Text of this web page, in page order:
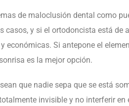
de maloclusión dental como
y si el ortodoncista está de
económicas. Si antepone el
es la mejor opción.
que nadie sepa que se está
invisible y no interferir en